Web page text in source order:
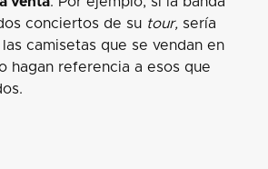
conciertos de su tour, sería
camisetas que se vendan en
hagan referencia a esos que